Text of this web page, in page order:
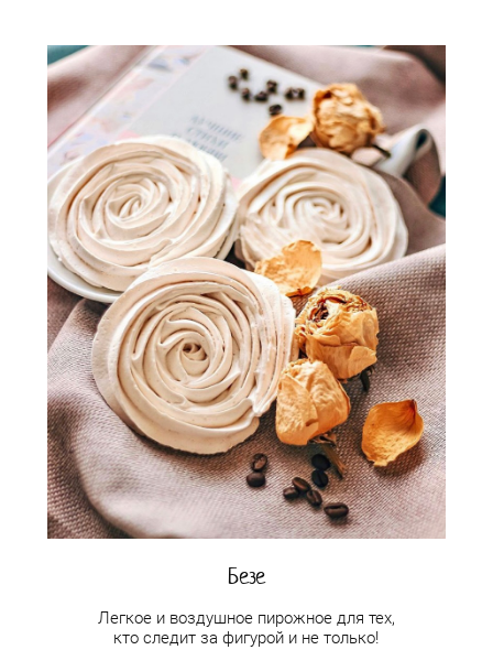
Безе
Легкое и воздушное пирожное для тех,
кто следит за фигурой и не только!